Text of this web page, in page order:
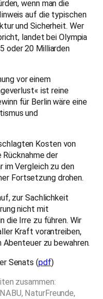
wenn man die
auf die typischen
und Sicherheit. Wer
landet bei Olympia
oder 20 Milliarden
vor einem
ist reine
für Berlin wäre eine
und
Kosten von
Rücknahme der
im Vergleich zu den
Fortsetzung drohen.
zur Sachlichkeit
nicht mit
die Irre zu führen. Wir
Kraft vorantreiben,
zu bewahren.
Senats (pdf)
zusammen:
NaturFreunde,